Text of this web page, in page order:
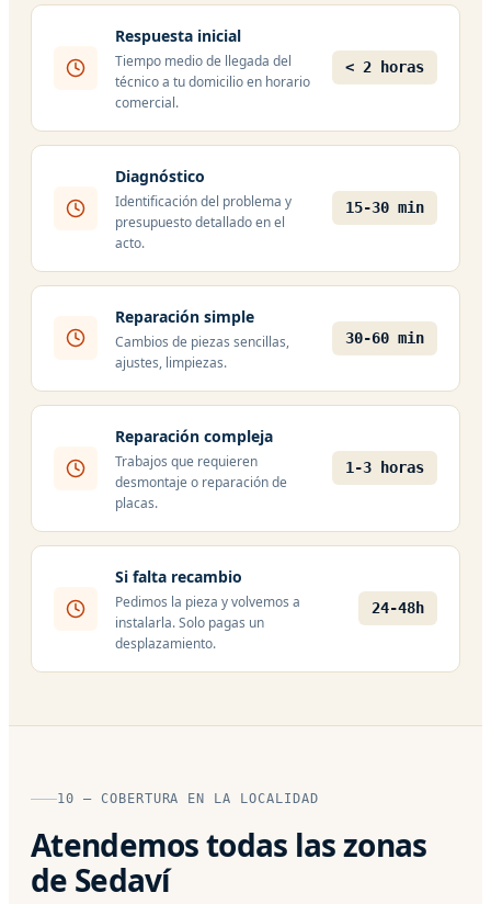
Respuesta inicial
Tiempo medio de llegada del
técnico a tu domicilio en horario
comercial.
< 2 horas
Diagnóstico
Identificación del problema y
presupuesto detallado en el
acto.
15-30 min
Reparación simple
Cambios de piezas sencillas,
ajustes, limpiezas.
30-60 min
Reparación compleja
Trabajos que requieren
desmontaje o reparación de
placas.
1-3 horas
Si falta recambio
Pedimos la pieza y volvemos a
instalarla. Solo pagas un
desplazamiento.
24-48h
10 — COBERTURA EN LA LOCALIDAD
Atendemos todas las zonas
de Sedaví